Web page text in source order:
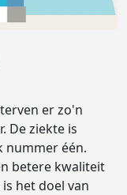
er zo'n
De ziekte is
nummer één.
betere kwaliteit
het doel van